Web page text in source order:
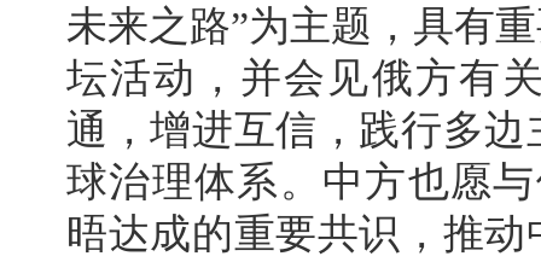
未来之路”为主题，具有
坛活动，并会见俄方有
通，增进互信，践行多
球治理体系。中方也愿
晤达成的重要共识，推